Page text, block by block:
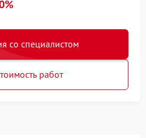
со специалистом
работ